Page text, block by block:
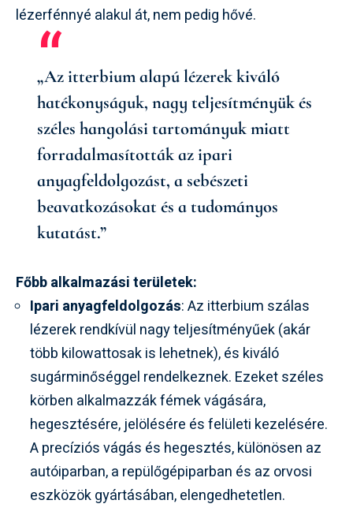
lézerfénnyé alakul át, nem pedig hővé.
„Az itterbium alapú lézerek kiváló
hatékonyságuk, nagy teljesítményük és
széles hangolási tartományuk miatt
forradalmasították az ipari
anyagfeldolgozást, a sebészeti
beavatkozásokat és a tudományos
kutatást.”
Főbb alkalmazási területek:
Ipari anyagfeldolgozás: Az itterbium szálas
lézerek rendkívül nagy teljesítményűek (akár
több kilowattosak is lehetnek), és kiváló
sugárminőséggel rendelkeznek. Ezeket széles
körben alkalmazzák fémek vágására,
hegesztésére, jelölésére és felületi kezelésére.
A precíziós vágás és hegesztés, különösen az
autóiparban, a repülőgépiparban és az orvosi
eszközök gyártásában, elengedhetetlen.